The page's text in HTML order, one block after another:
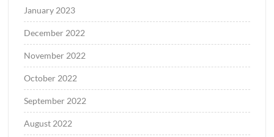
January 2023
December 2022
November 2022
October 2022
September 2022
August 2022